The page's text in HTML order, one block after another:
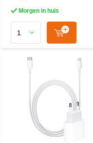
Morgen in huis